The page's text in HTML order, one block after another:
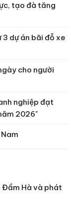
tạo đà tăng
dự án bãi đỗ xe
cho người
nghiệp đạt
2026"
Đầm Hà và phát